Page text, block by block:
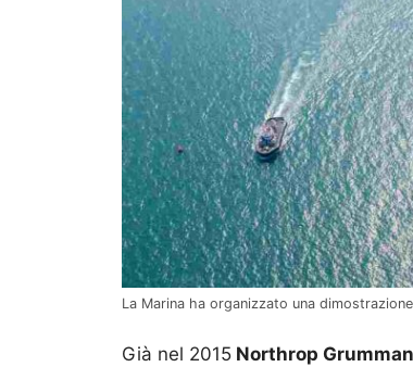
La Marina ha organizzato una
Già nel 2015 Northrop Grumman